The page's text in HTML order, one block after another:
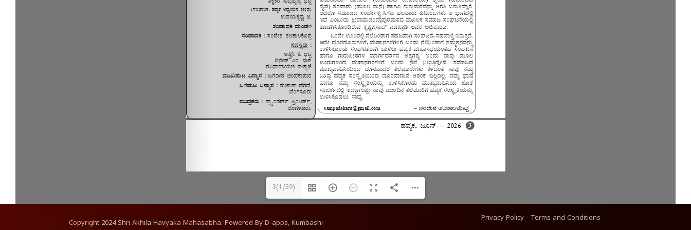
3(1/39)
Copyright 2024Shri Akhila Havyaka Mahasabha. Powered ByD-apps, Kumbashi
Privacy Policy- Terms and Conditions